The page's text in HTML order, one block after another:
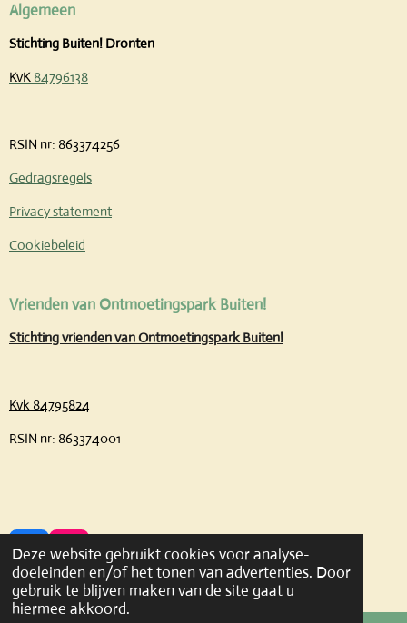
Deze website gebruikt cookies voor analyse-
doeleinden en/of het tonen van advertenties. Door
gebruik te blijven maken van de site gaat u
hiermee akkoord.
Algemeen
Stichting Buiten! Dronten
KvK 84796138
RSIN nr: 863374256
Gedragsregels
Privacy statement
Cookiebeleid
Vrienden van Ontmoetingspark Buiten!
Stichting vrienden van Ontmoetingspark Buiten!
Kvk 84795824
RSIN nr: 863374001
F
A
C
E
I
N
S
T
© 2023 Ontmoetingspark Buiten!